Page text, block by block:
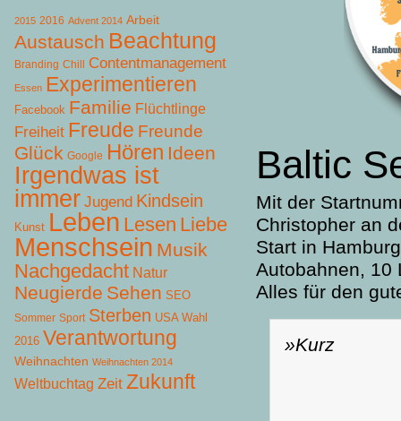
Baltic
Mit der
Christopher an
Start in
Autobahnen, 10
Alles für den
»Kurz
2015 2016 Advent 2014 Arbeit
Austausch Beachtung
Branding Chill Contentmanagement
Essen Experimentieren
Facebook Familie Flüchtlinge
Freiheit Freude Freunde
Glück Google Hören Ideen
Irgendwas ist
immer Jugend Kindsein
Kunst Leben Lesen Liebe
Menschsein Musik
Nachgedacht Natur
Neugierde Sehen SEO
Sommer Sport Sterben USA Wahl
2016 Verantwortung
Weihnachten Weihnachten 2014
Weltbuchtag Zeit Zukunft